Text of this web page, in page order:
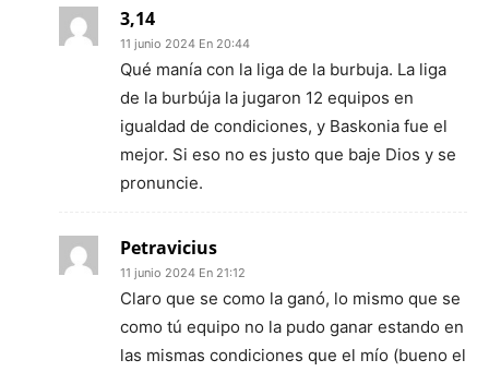
3,14
11 junio 2024 En 20:44
Qué manía con la liga de la burbuja. La liga
de la burbúja la jugaron 12 equipos en
igualdad de condiciones, y Baskonia fue el
mejor. Si eso no es justo que baje Dios y se
pronuncie.
Petravicius
11 junio 2024 En 21:12
Claro que se como la ganó, lo mismo que se
como tú equipo no la pudo ganar estando en
las mismas condiciones que el mío (bueno el